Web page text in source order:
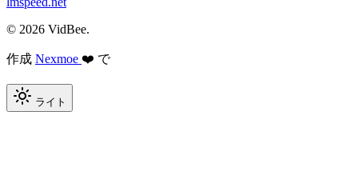
© 2026 VidBee.
作成 Nexmoe ❤️ で
ライト